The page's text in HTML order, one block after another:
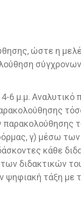
ώστε η
6 μ.μ.
παρακολούθησης
γ) μέσω
κάθε
διδακτικών
ψηφιακή τάξη με